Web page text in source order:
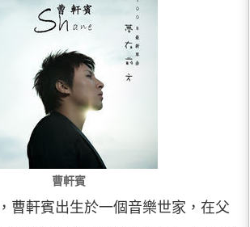
曹軒賓
曹軒賓出生於一個音樂世家，在父